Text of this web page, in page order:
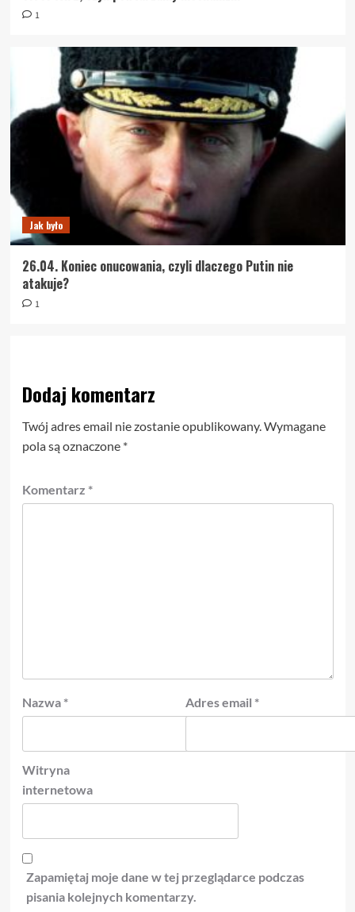
1
Jak było
26.04. Koniec onucowania, czyli dlaczego Putin nie
atakuje?
1
Dodaj komentarz
Twój adres email nie zostanie opublikowany.Wymagane
pola są oznaczone *
Komentarz *
Nazwa * Adres email *
Witryna
internetowa
Zapamiętaj moje dane w tej przeglądarce podczas
pisania kolejnych komentarzy.